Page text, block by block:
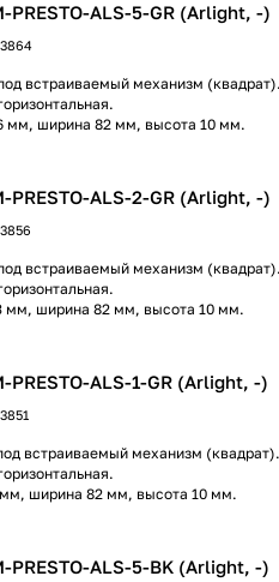
ALS-5-GR (Arlight, -)
встраиваемый механизм
мм, ширина 82 мм, высота 10 мм.
ALS-2-GR (Arlight, -)
встраиваемый механизм
мм, ширина 82 мм, высота 10 мм.
ALS-1-GR (Arlight, -)
встраиваемый механизм
ширина 82 мм, высота 10 мм.
ALS-5-BK (Arlight, -)